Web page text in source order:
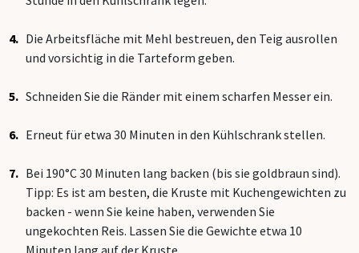
Die Arbeitsfläche mit Mehl bestreuen, den Teig ausrollen
und vorsichtig in die Tarteform geben.
Schneiden Sie die Ränder mit einem scharfen Messer ein.
Erneut für etwa 30 Minuten in den Kühlschrank stellen.
Bei 190°C 30 Minuten lang backen (bis sie goldbraun sind).
Tipp: Es ist am besten, die Kruste mit Kuchengewichten zu
backen - wenn Sie keine haben, verwenden Sie
ungekochten Reis. Lassen Sie die Gewichte etwa 10
Minuten lang auf der Kruste.